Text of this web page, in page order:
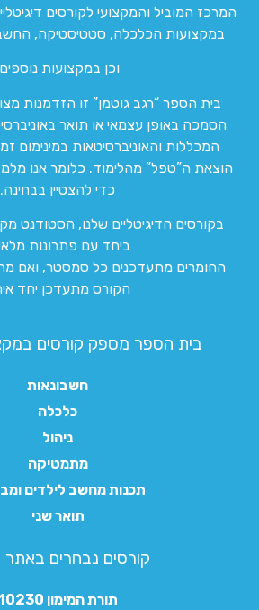
במקצועות הכלכלה, סטטיסטיקה,
וכן במקצועות
בית הספר “רגב גוטמן” זו הזדמנות
הסמכה באופן עצמאי או תואר
המכללות והאוניברסיטאות במינימום
הוצאת ה”טפל” מהלימוד. כלומר אנו
כדי להצטיין בבחינה.
בקורסים הדיגיטליים שלנו, הסטודנט
ביחד עם פתרונות
החומרים מתעדכנים כל סמסטר, ואם
הקורס מתעדכן יחד
בית הספר מספק קורסים
חשבונאות
כלכלה
ניהול
מתמטיקה
תכנות מחשב לילדים
תואר שני
קורסים נבחרים באתר
תורת המימון 10230